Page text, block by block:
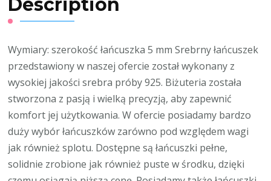
Description
Wymiary: szerokość łańcuszka 5 mm Srebrny łańcuszek
przedstawiony w naszej ofercie został wykonany z
wysokiej jakości srebra próby 925. Biżuteria została
stworzona z pasją i wielką precyzją, aby zapewnić
komfort jej użytkowania. W ofercie posiadamy bardzo
duży wybór łańcuszków zarówno pod względem wagi
jak również splotu. Dostępne są łańcuszki pełne,
solidnie zrobione jak również puste w środku, dzięki